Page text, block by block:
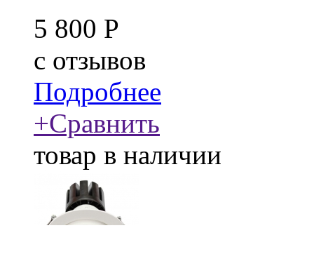
5 800 Р
c отзывов
Подробнее
+Сравнить
товар в наличии